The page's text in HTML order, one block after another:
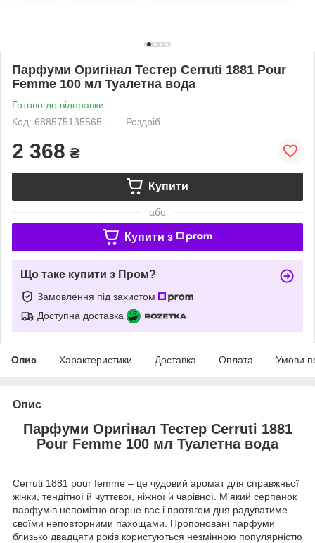
Парфуми Оригінал Тестер Cerruti 1881 Pour
Femme 100 мл Туалетна вода
Готово до відправки
Код: 688575135565 -
Роздріб
2 368 ₴
Купити
або
Купити з
Що таке купити з Пром?
Замовлення під захистом
Доступна доставка
Опис Характеристики Доставка Оплата Умови
Опис
Парфуми Оригінал Тестер Cerruti 1881
Pour Femme 100 мл Туалетна вода
Cerruti 1881 pour femme – це чудовий аромат для справжньої
жінки, тендітної й чуттєвої, ніжної й чарівної. М'який серпанок
парфумів непомітно огорне вас і протягом дня радуватиме
своїми неповторними пахощами. Пропоновані парфуми
близько двадцяти років користуються незмінною популярністю